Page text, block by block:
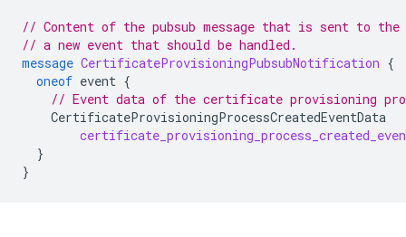
// Content of the pubsub message that is sent to
// a new event that should be handled.
message CertificateProvisioningPubsubNotification {
oneof event {
// Event data of the certificate provisioning
CertificateProvisioningProcessCreatedEventData
}
}